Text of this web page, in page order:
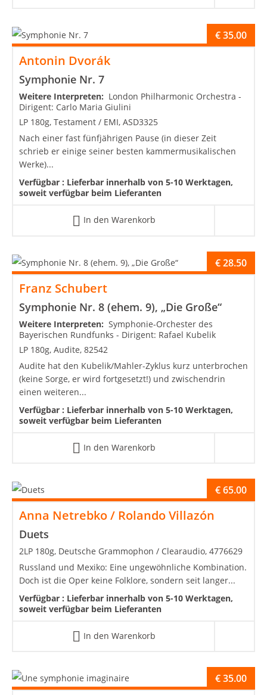
Antonin Dvorák
Symphonie Nr. 7
€35.00
Weitere Interpreten: London Philharmonic Orchestra -
Dirigent: Carlo Maria Giulini
LP 180g, Testament / EMI, ASD3325
Nach einer fast fünfjährigen Pause (in dieser Zeit
schrieb er einige seiner besten kammermusikalischen
Werke)...
Verfügbar : Lieferbar innerhalb von 5-10 Werktagen,
soweit verfügbar beim Lieferanten
In den Warenkorb
Franz Schubert
Symphonie Nr. 8 (ehem. 9), „Die Große“
€28.50
Weitere Interpreten: Symphonie-Orchester des
Bayerischen Rundfunks - Dirigent: Rafael Kubelik
LP 180g, Audite, 82542
Audite hat den Kubelik/Mahler-Zyklus kurz unterbrochen
(keine Sorge, er wird fortgesetzt!) und zwischendrin
einen weiteren...
Verfügbar : Lieferbar innerhalb von 5-10 Werktagen,
soweit verfügbar beim Lieferanten
In den Warenkorb
Anna Netrebko / Rolando Villazón
Duets
€65.00
2LP 180g, Deutsche Grammophon / Clearaudio, 4776629
Russland und Mexiko: Eine ungewöhnliche Kombination.
Doch ist die Oper keine Folklore, sondern seit langer...
Verfügbar : Lieferbar innerhalb von 5-10 Werktagen,
soweit verfügbar beim Lieferanten
In den Warenkorb
€35.00